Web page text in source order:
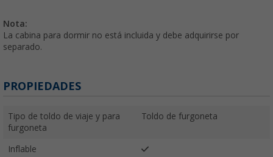
Nota:
La cabina para dormir no está incluida y debe adquirirse por
separado.
PROPIEDADES
Tipo de toldo de viaje y para
furgoneta
Toldo de furgoneta
Inflable